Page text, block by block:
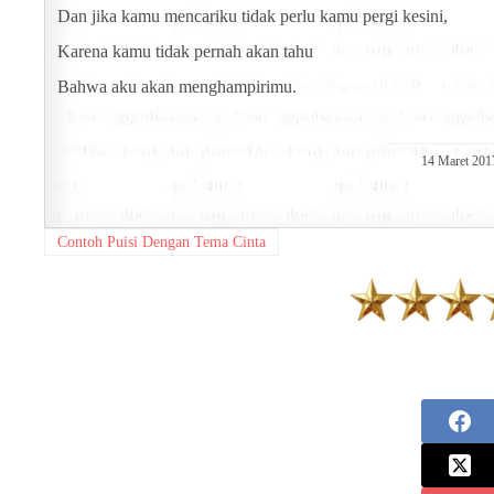
Dan jika kamu mencariku tidak perlu kamu pergi kesini,
Karena kamu tidak pernah akan tahu
Bahwa aku akan menghampirimu.
14 Maret
Contoh Puisi Dengan Tema Cinta